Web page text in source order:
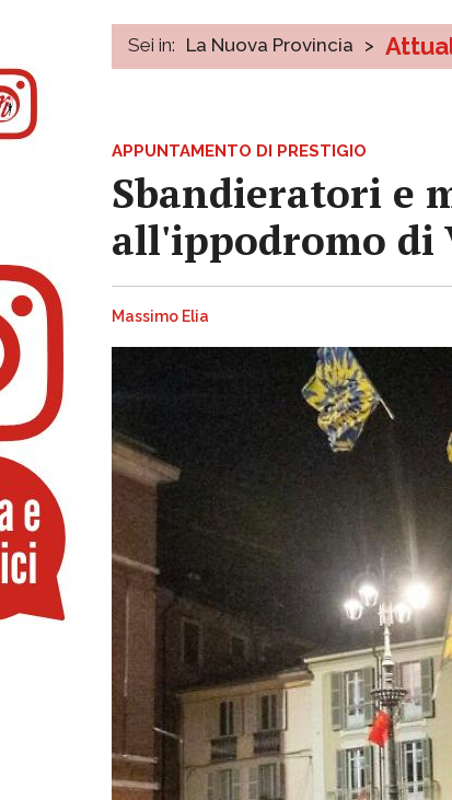
Sei in: La Nuova Provincia >
APPUNTAMENTO DI PRESTIGIO
Sbandieratori e
all'ippodromo di
Massimo Elia